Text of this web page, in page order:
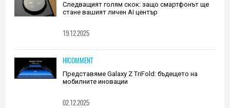
Следващият голям скок: защо смартфонът ще
стане вашият личен AI център
19.12.2025
HICOMMENT
Представяме Galaxy Z TriFold: бъдещето на
мобилните иновации
02.12.2025